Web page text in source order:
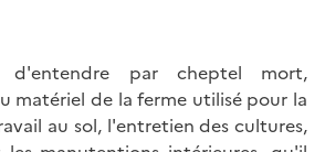
d'entendre par cheptel mort,
matériel de la ferme utilisé pour la
au sol, l'entretien des cultures,